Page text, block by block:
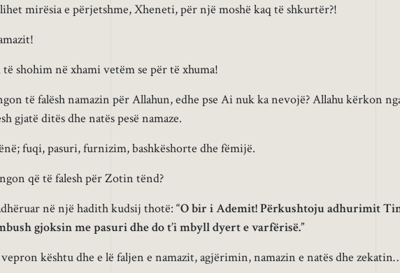
mirësia e përjetshme, Xheneti, për një moshë kaq të shkurtër?!
shohim në xhami vetëm se për të xhuma!
të falësh namazin për Allahun, edhe pse Ai nuk ka nevojë? Allahu kërkon
gjatë ditës dhe natës pesë namaze.
fuqi, pasuri, furnizim, bashkëshorte dhe fëmijë.
që të falesh për Zotin tënd?
në një hadith kudsij thotë: “O bir i Ademit! Përkushtoju adhurimit
gjoksin me pasuri dhe do t’i mbyll dyert e varfërisë.”
kështu dhe e lë faljen e namazit, agjërimin, namazin e natës dhe